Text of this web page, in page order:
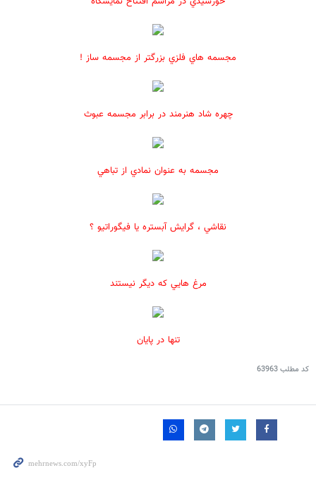
مجسمه هاي فلزي بزرگتر از مجسمه ساز !
چهره شاد هنرمند در برابر مجسمه عبوث
مجسمه به عنوان نمادي از تباهي
نقاشي ، گرايش آبستره يا فيگوراتيو ؟
مرغ هايي كه ديگر نيستند
تنها در پايان
کد مطلب63963